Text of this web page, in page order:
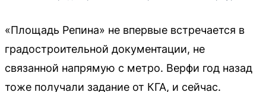
«Площадь Репина» не впервые встречается в
градостроительной документации, не
связанной напрямую с метро. Верфи год назад
тоже получали задание от КГА, и сейчас.